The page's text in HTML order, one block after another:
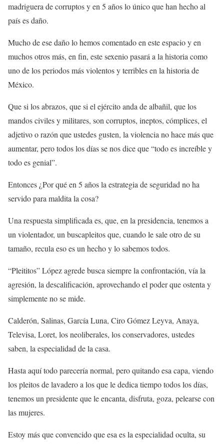
madriguera de corruptos y en 5 años lo único que han hecho al
país es daño.
Mucho de ese daño lo hemos comentado en este espacio y en
muchos otros más, en fin, este sexenio pasará a la historia como
uno de los periodos más violentos y terribles en la historia de
México.
Que si los abrazos, que si el ejército anda de albañil, que los
mandos civiles y militares, son corruptos, ineptos, cómplices, el
adjetivo o razón que ustedes gusten, la violencia no hace más que
aumentar, pero todos los días se nos dice que “todo es increíble y
todo es genial”.
Entonces ¿Por qué en 5 años la estrategia de seguridad no ha
servido para maldita la cosa?
Una respuesta simplificada es, que, en la presidencia, tenemos a
un violentador, un buscapleitos que, cuando le sale otro de su
tamaño, recula eso es un hecho y lo sabemos todos.
“Pleititos” López agrede busca siempre la confrontación, vía la
agresión, la descalificación, aprovechando el poder que ostenta y
simplemente no se mide.
Calderón, Salinas, García Luna, Ciro Gómez Leyva, Anaya,
Televisa, Loret, los neoliberales, los conservadores, ustedes
saben, la especialidad de la casa.
Hasta aquí todo parecería normal, pero quitando esa capa, viendo
los pleitos de lavadero a los que le dedica tiempo todos los días,
tenemos un presidente que le encanta, disfruta, goza, pelearse con
las mujeres.
Estoy más que convencido que esa es la especialidad oculta, su